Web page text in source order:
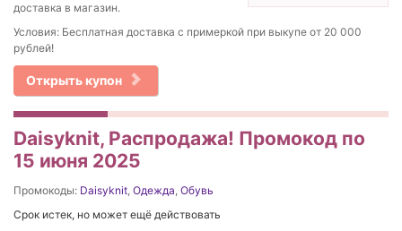
доставка в магазин.
Условия: Бесплатная доставка с примеркой при выкупе от 20 000
рублей!
Открыть купон
Daisyknit, Распродажа! Промокод по
15 июня 2025
Промокоды: Daisyknit, Одежда, Обувь
Срок истек, но может ещё действовать